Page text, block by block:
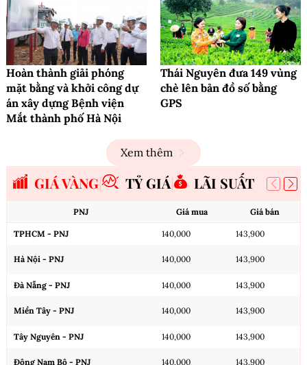
Hoàn thành giải phóng
mặt bằng và khởi công dự
án xây dựng Bệnh viện
Mắt thành phố Hà Nội
Thái Nguyên đưa 149 vùng
chè lên bản đồ số bằng
GPS
Xem thêm
GIÁ VÀNG TỶ GIÁ LÃI SUẤT
PNJ Giá mua Giá bán
TPHCM - PNJ 140,000 143,900
Hà Nội - PNJ 140,000 143,900
Đà Nẵng - PNJ 140,000 143,900
Miền Tây - PNJ 140,000 143,900
Tây Nguyên - PNJ 140,000 143,900
Đông Nam Bộ - PNJ 140,000 143,900